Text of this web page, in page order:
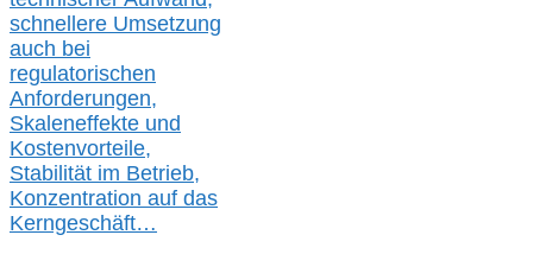
schnellere Umsetzung
auch bei
regulatorischen
Anforderungen,
Skaleneffekte und
Kostenvorteile,
Stabilität im Betrieb,
Konzentration auf das
Kerngeschäft…